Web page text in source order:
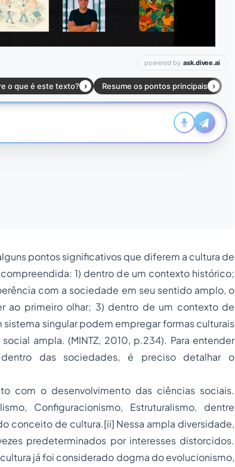
pontos significativos que diferem a cultura de
1) dentro de um contexto histórico;
com a sociedade em seu sentido amplo, o
ao primeiro olhar; 3) dentro de um contexto de
singular podem empregar formas culturais
ampla. (MINTZ, 2010, p.234). Para entender
das sociedades, é preciso detalhar o
com o desenvolvimento das ciências sociais.
Configuracionismo, Estruturalismo, dentre
conceito de cultura.[ii] Nessa ampla diversidade,
predeterminados por interesses distorcidos.
já foi considerado dogma do evolucionismo,